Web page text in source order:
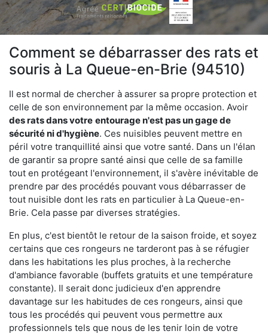
Comment se débarrasser des rats et
souris à La Queue-en-Brie (94510)
Il est normal de chercher à assurer sa propre protection et
celle de son environnement par la même occasion. Avoir
des rats dans votre entourage n'est pas un gage de
sécurité ni d'hygiène. Ces nuisibles peuvent mettre en
péril votre tranquillité ainsi que votre santé. Dans un l'élan
de garantir sa propre santé ainsi que celle de sa famille
tout en protégeant l'environnement, il s'avère inévitable de
prendre par des procédés pouvant vous débarrasser de
tout nuisible dont les rats en particulier à La Queue-en-
Brie. Cela passe par diverses stratégies.
En plus, c'est bientôt le retour de la saison froide, et soyez
certains que ces rongeurs ne tarderont pas à se réfugier
dans les habitations les plus proches, à la recherche
d'ambiance favorable (buffets gratuits et une température
constante). Il serait donc judicieux d'en apprendre
davantage sur les habitudes de ces rongeurs, ainsi que
tous les procédés qui peuvent vous permettre aux
professionnels tels que nous de les tenir loin de votre